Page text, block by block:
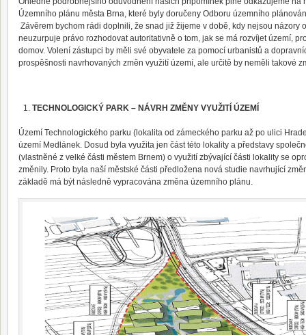
Územního plánu města Brna, které byly doručeny Odboru územního
Závěrem bychom rádi doplnili, že snad již žijeme v době, kdy nejsou názory
neuzurpuje právo rozhodovat autoritativně o tom, jak se má rozvíjet území,
domov. Volení zástupci by měli své obyvatele za pomocí urbanistů a
prospěšnosti navrhovaných změn využití území, ale určitě by neměli takové
TECHNOLOGICKÝ PARK – NÁVRH ZMĚNY VYUŽITÍ ÚZEMÍ
Území Technologického parku (lokalita od zámeckého parku až po ulici
území Medlánek. Dosud byla využita jen část této lokality a představy
(vlastněné z velké části městem Brnem) o využití zbývající části lokality se
změnily. Proto byla naší městské části předložena nová studie navrhující
základě má být následně vypracována změna územního plánu.